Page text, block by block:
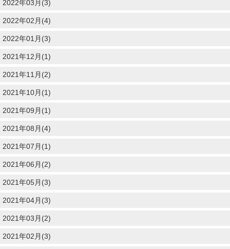
2022年03月(3)
2022年02月(4)
2022年01月(3)
2021年12月(1)
2021年11月(2)
2021年10月(1)
2021年09月(1)
2021年08月(4)
2021年07月(1)
2021年06月(2)
2021年05月(3)
2021年04月(3)
2021年03月(2)
2021年02月(3)